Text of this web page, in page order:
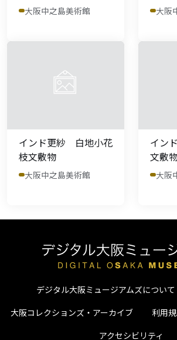
大阪中之島美術館 大阪
インド更紗 白地小花
枝文敷物
大阪中之島美術館
イン
文敷
大阪
デジタル大阪ミュージアムズについて
大阪コレクションズ・アーカイブ
利用
アクセシビリティ